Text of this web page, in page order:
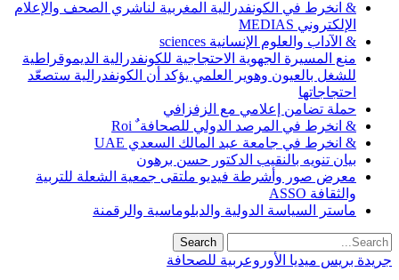
& انخرط في الكونفدرالية المغربية لناشري الصحف والإعلام
الإلكتروني MEDIAS
& الآداب والعلوم الإنسانية sciences
منع المسيرة الجهوية الاحتجاجية للكونفدرالية الديموقراطية
للشغل بالعيون وهوير العلمي يؤكد أن الكونفدرالية ستصعّد
احتجاجاتها
حملة تضامن إعلامي مع الزفزافي
& انخرط في المرصد الدولي للصحافة ٌ Roi
& انخرط في جامعة عبد المالك السعدي UAE
بيان تنويه بالنقيب الدكتور حسن برهون
معرض صور وأشرطة فيديو ملتقى جمعية الشعلة للتربية
والثقافة ASSO
ماستر السياسة الدولية والدبلوماسية والرقمنة
جريدة بريس ميديا الأوروعربية للصحافة